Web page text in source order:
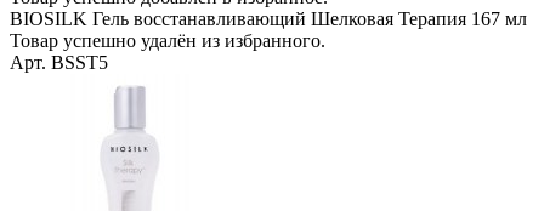
BIOSILK Гель восстанавливающий Шелковая Терапия 167 мл
Товар успешно удалён из избранного.
Арт. BSST5